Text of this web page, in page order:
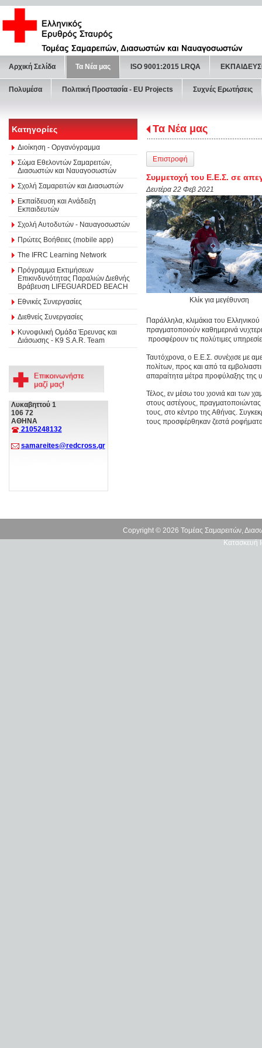
Αρχική Σελίδα Τα Νέα μας ISO 9001:2015 LRQA
Πολυμέσα Πολιτική Προστασία - ΕU Projects Συχνές Ερωτήσεις
Κατηγορίες
Διοίκηση - Οργανόγραμμα
Σώμα Εθελοντών Σαμαρειτών,
Διασωστών και Ναυαγοσωστών
Σχολή Σαμαρειτών και Διασωστών
Εκπαίδευση και Ανάδειξη
Εκπαιδευτών
Σχολή Αυτοδυτών - Ναυαγοσωστών
Πρώτες Βοήθειες (mobile app)
The IFRC Learning Network
Πρόγραμμα Εκτιμήσεων
Επικινδυνότητας Παραλιών Διεθνής
Βράβευση LIFEGUARDED BEACH
Εθνικές Συνεργασίες
Διεθνείς Συνεργασίες
Κυνοφιλική Ομάδα Έρευνας και
Διάσωσης - Κ9 S.A.R. Team
Λυκαβηττού 1
106 72
ΑΘΗΝΑ
2105248132
samareites@redcross.gr
Τα Νέα μας
Επιστροφή
Συμμετοχή του Ε.Ε.Σ. σε
Δευτέρα 22 Φεβ 2021
Κλίκ για μεγέθυνση
Παράλληλα, κλιμάκια του
πραγματοποιούν καθημερινά
προσφέρουν τις πολύτιμες
Ταυτόχρονα, ο Ε.Ε.Σ. συνέχισε με
πολίτων, προς και από τα
απαραίτητα μέτρα προφύλαξης της
Τέλος, εν μέσω του χιονιά και των
στους αστέγους,
τους, στο κέντρο της Αθήνας.
τους προσφέρθηκαν ζεστά
Copyright © 2026 Τομέας Σαμαρειτών,
Κατασκευή